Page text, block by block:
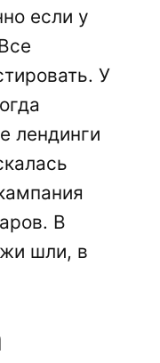
если у
У
лендинги
В
шли, в